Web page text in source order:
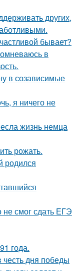
других,
бывает?
в
в созависимые
я ничего не
жизнь немца
рожать.
родился
смог сдать ЕГЭ
года.
дня победы